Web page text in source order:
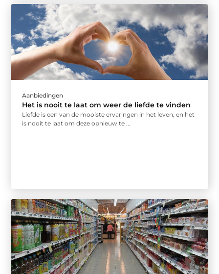
Aanbiedingen
Het is nooit te laat om weer de liefde te vinden
Liefde is een van de mooiste ervaringen in het leven, en het
is nooit te laat om deze opnieuw te ...